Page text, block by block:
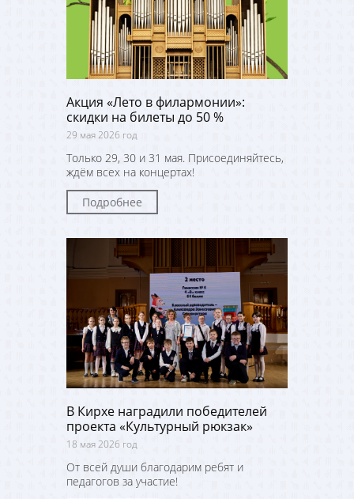
Акция «Лето в филармонии»:
скидки на билеты до 50 %
29 мая 2026 год
Только 29, 30 и 31 мая. Присоединяйтесь,
ждём всех на концертах!
Подробнее
В Кирхе наградили победителей
проекта «Культурный рюкзак»
18 мая 2026 год
От всей души благодарим ребят и
педагогов за участие!